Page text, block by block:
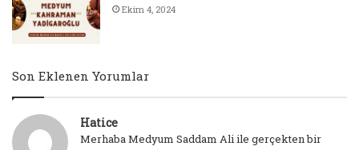
Ekim 4, 2024
Son Eklenen Yorumlar
Hatice
Merhaba Medyum Saddam Ali ile gerçekten bir